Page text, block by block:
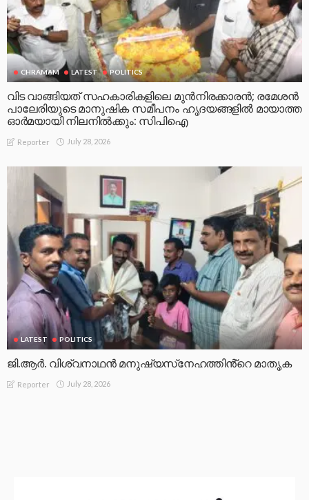
CHRAMAM LATEST POLITICS
വിട വാങ്ങിയത് സഹകാരികളിലെ മുൻനിരക്കാരൻ; രമേശൻ
പാലേരിയുടെ മാനുഷിക സമീപനം ഹൃദയങ്ങളിൽ മായാത്ത
ഓർമയായി നിലനിൽക്കും: സിപിഐ
Reporter July 28, 2026
LATEST POLITICS
ജി.ആർ. വിശ്വനാഥൻ മനുഷ്യസ്‌നേഹത്തിൻ്റെ മാതൃക
Reporter July 28, 2026